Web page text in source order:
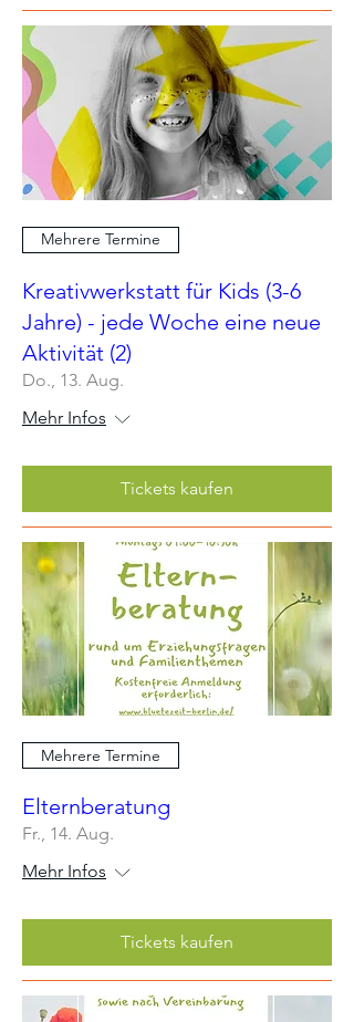
Mehrere Termine
Kreativwerkstatt für Kids (3-6
Jahre) - jede Woche eine neue
Aktivität (2)
Do., 13. Aug.
Mehr Infos
Tickets kaufen
Mehrere Termine
Elternberatung
Fr., 14. Aug.
Mehr Infos
Tickets kaufen